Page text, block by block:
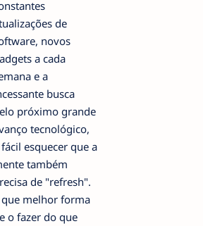
de
novos
a cada
e a
busca
próximo grande
tecnológico,
esquecer que a
também
de "refresh".
que melhor forma
o fazer do que